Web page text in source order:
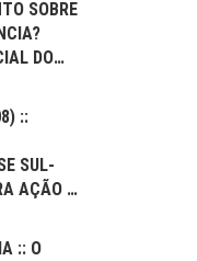
SOBRE
DO
::
SUL-
AÇÃO E
:: O